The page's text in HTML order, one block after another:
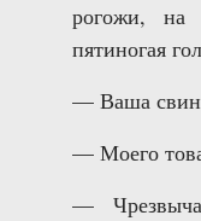
рогожи, на
пятиногая
— Ваша
— Моего
—